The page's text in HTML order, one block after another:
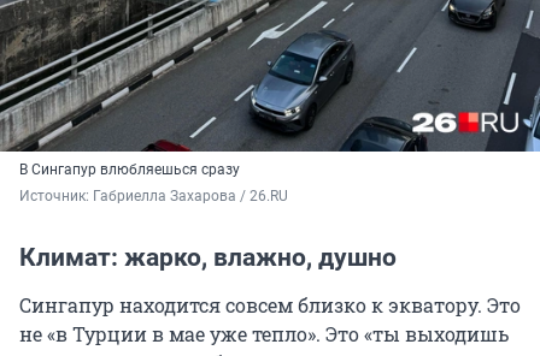
В Сингапур влюбляешься сразу
Источник: Габриелла Захарова / 26.RU
Климат: жарко, влажно, душно
Сингапур находится совсем близко к экватору. Это
не «в Турции в мае уже тепло». Это «ты выходишь